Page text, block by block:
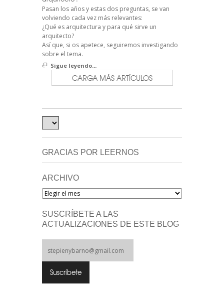
Pasan los años y estas dos preguntas, se van
volviendo cada vez más relevantes:
¿Qué es arquitectura y para qué sirve un
arquitecto?
Así que, si os apetece, seguiremos investigando
sobre el tema.
Sigue leyendo...
CARGA MÁS ARTÍCULOS
GRACIAS POR LEERNOS
ARCHIVO
Archivo
SUSCRÍBETE A LAS
ACTUALIZACIONES DE ESTE BLOG